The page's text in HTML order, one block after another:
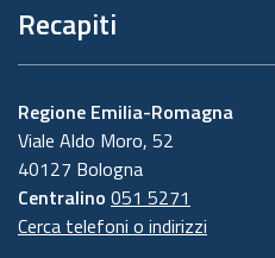
Recapiti
Regione Emilia-Romagna
Viale Aldo Moro, 52
40127 Bologna
Centralino 051 5271
Cerca telefoni o indirizzi